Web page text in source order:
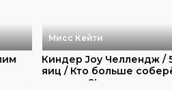
Мисс Кейти
Киндер Joy Челлендж /
яиц / Кто больше
игрушек?!